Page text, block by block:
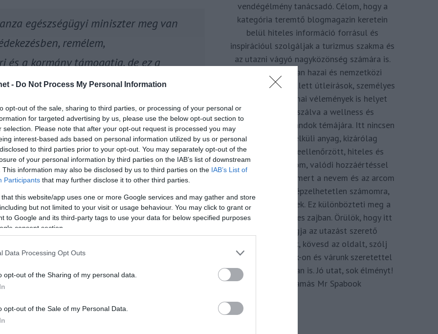
- Do Not Process My Personal Information
opt-out of the sale, sharing to third parties, or processing of your personal or
for targeted advertising by us, please use the below opt-out section to
selection. Please note that after your opt-out request is processed you may
interest-based ads based on personal information utilized by us or personal
to third parties prior to your opt-out. You may separately opt-out of the
of your personal information by third parties on the IAB’s list of downstream
This information may also be disclosed by us to third parties on the IAB’s List of
Participants that may further disclose it to other third parties.
that this website/app uses one or more Google services and may gather and store
but not limited to your visit or usage behaviour. You may click to grant or
to Google and its third-party tags to use your data for below specified purposes
consent section.
Data Processing Opt Outs
opt-out of the Sharing of my personal data.
opt-out of the Sale of my Personal Data.
egészségügyi miniszter meg van
remélem,
a kormány támogatja, de ez a
mikor érjük el a célt
vendégélmény tanácsadó. Célom, hogy a
kategória teremtő blogmagazin keretein
belül hiteles információ forrásul és
inspirációul szolgáljak a turizmus szakma és
az utazni vágyó nagyközönség számára is.
Repertoáromban hazai és nemzetközi
turizmus hírek mellett útleírások, személyes
ajánlók és szakmai vélemények is helyet
kapnak, fókuszálva a wellness és
termálfürdők, strandok témájára. Itt nincsen
hivatkozás nélküli anyag, kizárólag
többszörösen leellenőrzött, hiteles és
minőségi tartalom, valódi hozzáértéssel
megkomponálva, mert a nevem és az arcom
adom hozzá. Elképzelhetetlen számomra,
hogy ne így tegyek. Ez különbözteti meg a
Spabook-ot a netes zajban. Örülök, hogy itt
vagy, légy tagja az utazást szerető
Közösségünknek, kövesd az oldalt, szólj
hozzá a Facebook-on és várunk szeretettel
zárt csoportunkban is. Jó utat, sok élményt!
Kassay Tamás Mr Spabook